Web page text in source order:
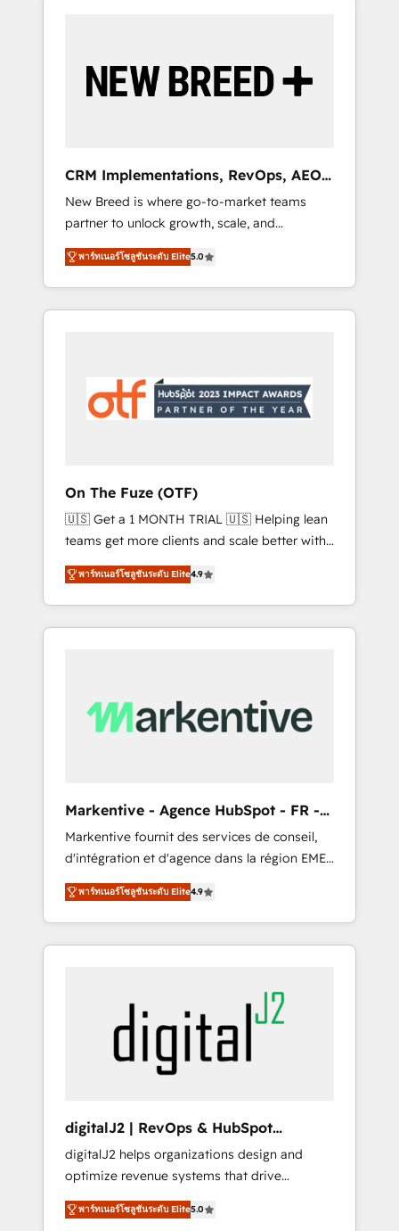
by Globalia’s technical development team. -
19 HubSpot-certified trainers to drive
deployment of Breeze AI and custom agents
to automate growth. 🏆 Elite Excellence - 8
platform accreditations and deep HIPAA-
compliance expertise. - A team of 250+
experts dedicated to your resilient growth.
CRM Implementations, RevOps, AEO
+ Web, Demand Gen
New Breed is where go-to-market teams
partner to unlock growth, scale, and
transformation. We help companies activate
HubSpot’s AI-powered customer platform
and operationalize HubSpot’s Loop
Marketing framework through expert-led
Hubs to your buyer journey for clean data,
scalability, & reporting. 🎯Demand Gen &
messaging, & conversion strategy that drive
results. 🤖AI Strategy: Activate Breeze Agents,
configure HubSpot AI, & maximize AEO with
tailored AI services. 🧩Integrations: Extend
HubSpot with custom integrations, hosting, &
maintenance.
พาร์ทเนอร์โซลูชันระดับ Elite5.0
On The Fuze (OTF)
🇺🇸 Get a 1 MONTH TRIAL 🇺🇸 Helping lean
teams get more clients and scale better with
our HubSpot Consulting & 'Done For You'
Services. 🚀 Who We Work With 🚀 We help
lean, growing companies: - Win more
business - Reduce no-shows - Improve lead
client's are too busy to learn the ins-and-outs
of HubSpot. We give you a Personal
know what you don't know'
recommendations to maximize conversions!
OTF is an Elite Partner (top 1% of 6,500+
Partners) and was named 2023 HubSpot
Partner of the Year 💥 Trusted by 2,500+
companies to help them scale and close
more business, by using HubSpot (the right
www.onthefuze.com/hubspot-admin Contact
us to learn more!
พาร์ทเนอร์โซลูชันระดับ Elite4.9
Markentive - Agence HubSpot - FR -
EN
Markentive fournit des services de conseil,
d'intégration et d'agence dans la région EMEA
et North America. Avec plus de 115 experts en
marketing automation, Growth, Revops, CRM
et webdesign. Markentive is both a
consulting firm, a digital agency and an
webdesign (We focus on EMEA - USA
customers).
พาร์ทเนอร์โซลูชันระดับ Elite4.9
digitalJ2 | RevOps & HubSpot
Implementations
digitalJ2 helps organizations design and
optimize revenue systems that drive
scalable, predictable growth. As a triple-
accredited HubSpot Solutions Partner, we
พาร์ทเนอร์โซลูชันระดับ Elite5.0